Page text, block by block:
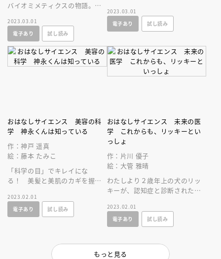
バイオミメティクスの物語。タ
ートが！マンボウから未来の飛
行機が誕生！
2023.03.01
電子あり
試し読み
竜の不思議な魅力に惹かれはじ
めていく。
2023.03.01
電子あり
試し読み
おはなしサイエンス 美容の科
学 神永くんは知っている
作：神戸 遥真
絵：藤本 たみこ
「科学の目」でキレイにな
る！ 美髪と美肌のカギを握る
りする、理科で習った「水溶液
の性質」だった！
2023.02.01
電子あり
試し読み
おはなしサイエンス 未来の医
学 これからも、リッキーとい
っしょ
作：片川 優子
絵：大管 雅晴
わたしより２歳年上の犬のリッ
キーが、認知症と診断された。
か、みんなで研究してみる
と……。
2023.02.01
電子あり
試し読み
もっと見る